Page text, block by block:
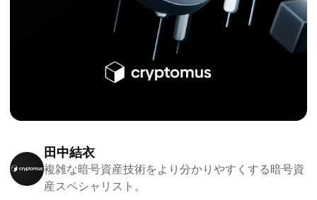
田中結衣
複雑な暗号資産技術をより分かりやすくする暗号資
産スペシャリスト。